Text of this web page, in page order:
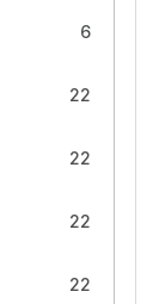
6
22
22
22
22